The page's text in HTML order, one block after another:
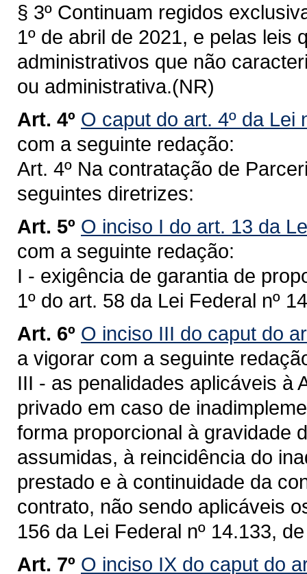
§ 3º Continuam regidos
1º de abril de 2021, e pelas leis
administrativos que não
ou administrativa.(NR)
Art. 4º O caput do art. 4º da Lei
com a seguinte redação:
Art. 4º Na contratação de
seguintes diretrizes:
Art. 5º O inciso I do art. 13 da
com a seguinte redação:
I - exigência de garantia de
1º do art. 58 da Lei Federal nº
Art. 6º O inciso III do caput do
a vigorar com a seguinte
III - as penalidades aplicáveis à
privado em caso de
forma proporcional à gravidade
assumidas, à reincidência do
prestado e à continuidade da
contrato, não sendo aplicáveis
156 da Lei Federal nº 14.133,
Art. 7º O inciso IX do caput do